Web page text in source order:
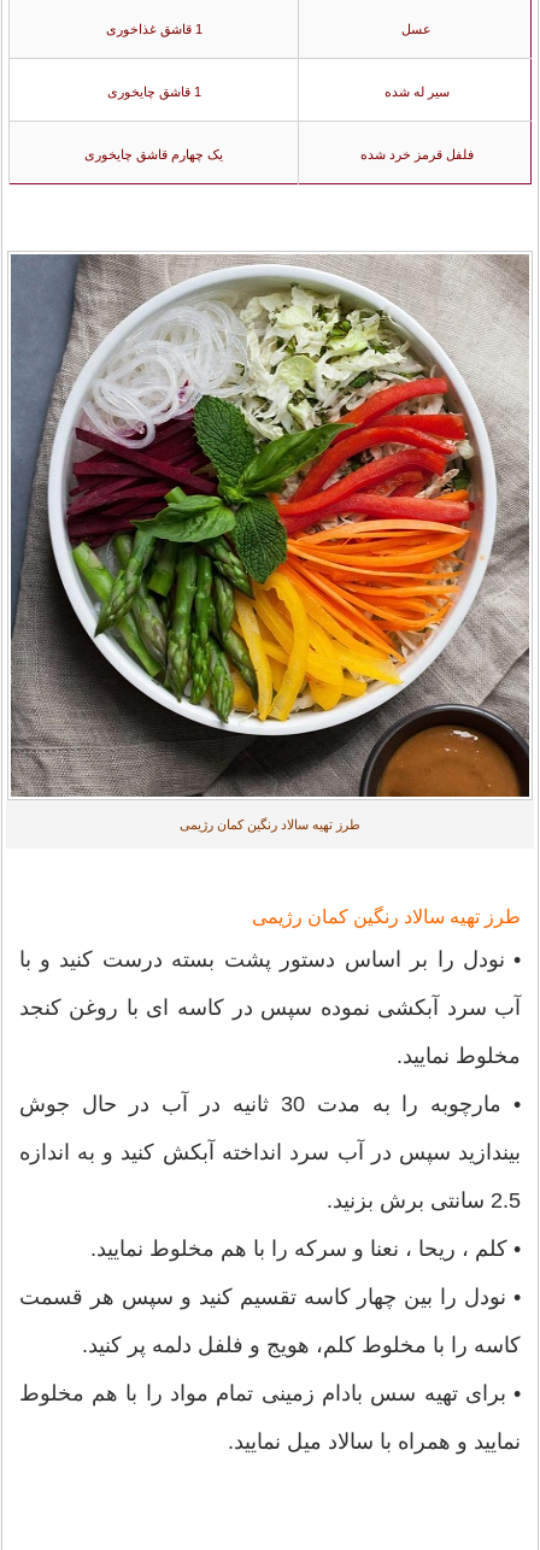
عسل
سیر له شده
فلفل قرمز خرد شده یک چهارم قاشق چایخوری
طرز تهیه سالاد رنگین کمان رژیمی
طرز تهیه سالاد رنگین کمان رژیمی
• نودل را بر اساس دستور پشت بسته درست کنید و با
آب سرد آبکشی نموده سپس در کاسه ای با روغن کنجد
مخلوط نمایید.
• مارچوبه را به مدت 30 ثانیه در آب در حال جوش
بیندازید سپس در آب سرد انداخته آبکش کنید و به اندازه
2.5 سانتی برش بزنید.
• کلم ، ریحا ، نعنا و سرکه را با هم مخلوط نمایید.
• نودل را بین چهار کاسه تقسیم کنید و سپس هر قسمت
کاسه را با مخلوط کلم، هویج و فلفل دلمه پر کنید.
• برای تهیه سس بادام زمینی تمام مواد را با هم مخلوط
نمایید و همراه با سالاد میل نمایید.